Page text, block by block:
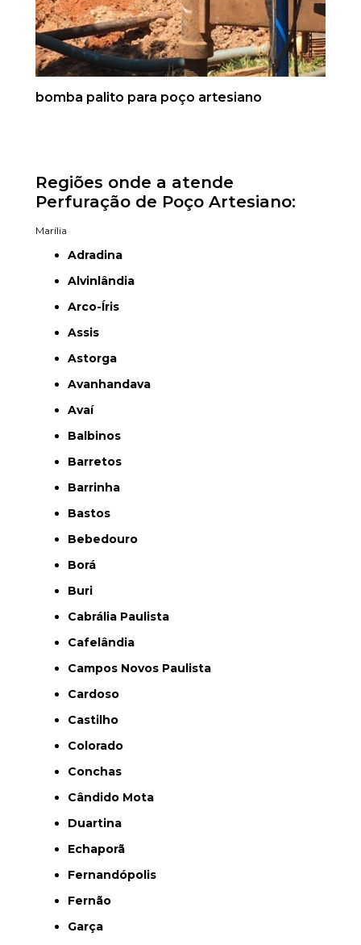
bomba palito para poço artesiano
Regiões onde a atende
Perfuração de Poço Artesiano:
Marília
Adradina
Alvinlândia
Arco-Íris
Assis
Astorga
Avanhandava
Avaí
Balbinos
Barretos
Barrinha
Bastos
Bebedouro
Borá
Buri
Cabrália Paulista
Cafelândia
Campos Novos Paulista
Cardoso
Castilho
Colorado
Conchas
Cândido Mota
Duartina
Echaporã
Fernandópolis
Fernão
Garça